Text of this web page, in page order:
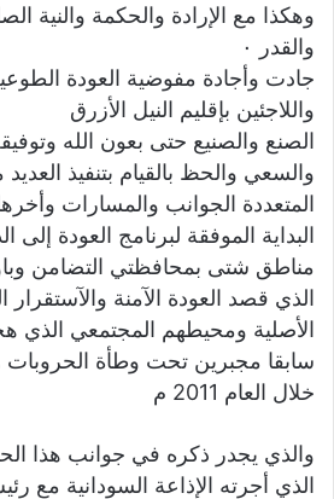
وهكذا مع الإرادة والحكمة والنية
والقدر ٠
جادت وأجادة مفوضية العودة
واللاجئين بإقليم النيل الأزرق
الصنع والصنيع حتى بعون الله
والسعي والحظ بالقيام بتنفيذ
المتعددة الجوانب والمسارات
البداية الموفقة لبرنامج العودة إلى
مناطق شتى بمحافظتي التضامن وباو
الذي قصد العودة الآمنة والآستقرار
الأصلية ومحيطهم المجتمعي الذي
سابقا مجبرين تحت وطأة الحروبات
خلال العام 2011 م
والذي يجدر ذكره في جوانب هذا
الذي أجرته الإذاعة السودانية مع